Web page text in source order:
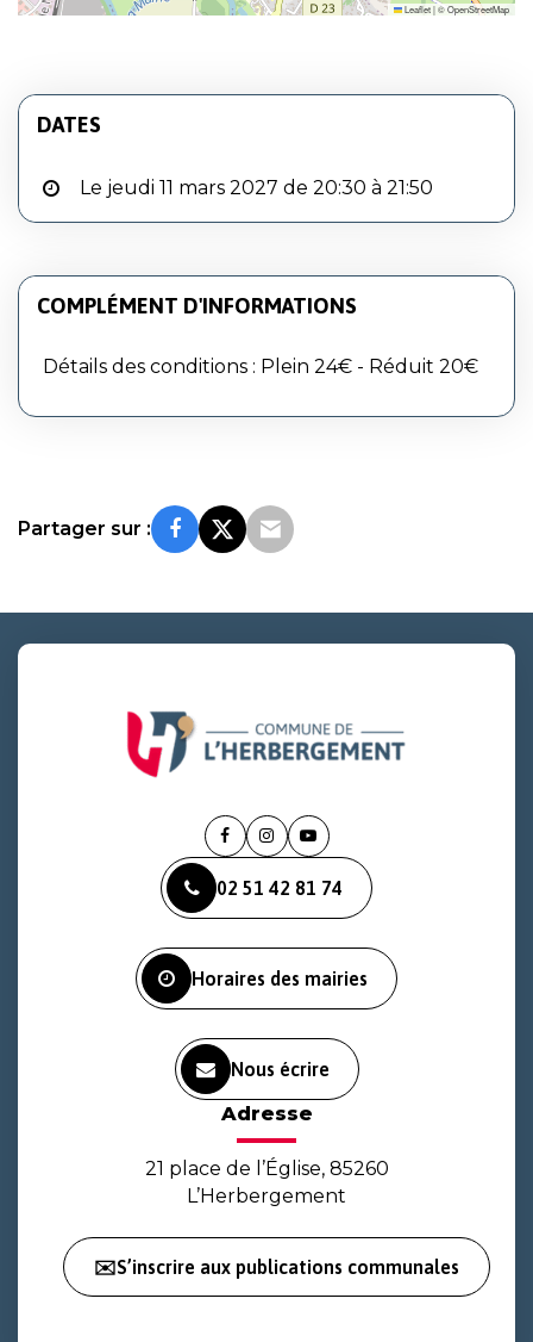
Leaflet|©OpenStreetMap
DATES
Le jeudi 11 mars 2027 de 20:30 à 21:50
COMPLÉMENT D'INFORMATIONS
Détails des conditions : Plein 24€ - Réduit 20€
Partager sur :
Lien
le
compte
Lien
le
compte
Lien
la
chaîne
02 51 42 81 74
Horaires des mairies
Nous écrire
Adresse
21 place de l’Église, 85260
L’Herbergement
✉️S’inscrire aux publications communales